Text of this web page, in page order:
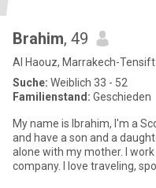
Brahim, 49
Al Haouz, Marrakech-
Suche: Weiblich 33 - 52
Familienstand: Geschieden
My name is Ibrahim, I'm a
and have a son and a
alone with my mother. I
company. I love traveling,